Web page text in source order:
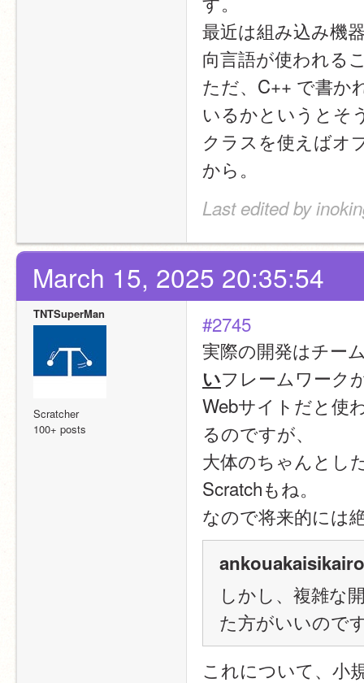
最近は組み込み機
向言語が使われる
ただ、C++ で書か
いるかというとそ
クラスを使えばオ
から。
Last edited by
March 15, 2025 20:35:54
TNTSuperMan
Scratcher
100+ posts
#2745
実際の開発はチー
いフレームワーク
Webサイトだと使
るのですが、
大体のちゃんとし
Scratchもね。
なので将来的には
しかし、複雑な
た方がいいので
これについて、小